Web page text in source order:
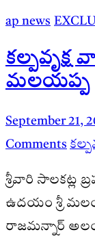
ap news
మలయప్ప
September 21,
Comments
శ్రీవారి సాలకట్ల
ఉదయం శ్రీ
రాజమన్నార్